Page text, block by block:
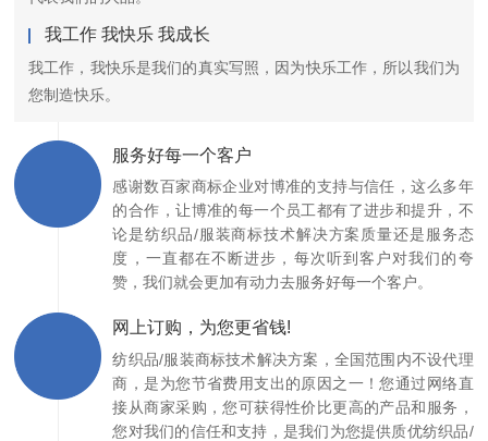
我工作 我快乐 我成长
我工作，我快乐是我们的真实写照，因为快乐工作，所以我们为
您制造快乐。
服务好每一个客户
感谢数百家商标企业对博准的支持与信任，这么多年
的合作，让博准的每一个员工都有了进步和提升，不
论是纺织品/服装商标技术解决方案质量还是服务态
度，一直都在不断进步，每次听到客户对我们的夸
赞，我们就会更加有动力去服务好每一个客户。
网上订购，为您更省钱!
纺织品/服装商标技术解决方案，全国范围内不设代理
商，是为您节省费用支出的原因之一！您通过网络直
接从商家采购，您可获得性价比更高的产品和服务，
您对我们的信任和支持，是我们为您提供质优纺织品/